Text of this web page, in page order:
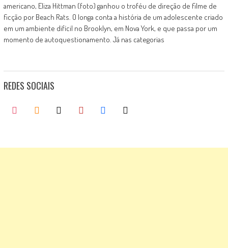
americano, Eliza Hittman (foto) ganhou o troféu de direção de filme de
ficção por Beach Rats. O longa conta a história de um adolescente criado
em um ambiente difícil no Brooklyn, em Nova York, e que passa por um
momento de autoquestionamento. Já nas categorias
REDES SOCIAIS